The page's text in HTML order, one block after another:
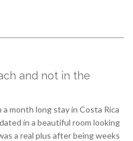
and not in the
month long stay in Costa Rica
in a beautiful room looking
a real plus after being weeks